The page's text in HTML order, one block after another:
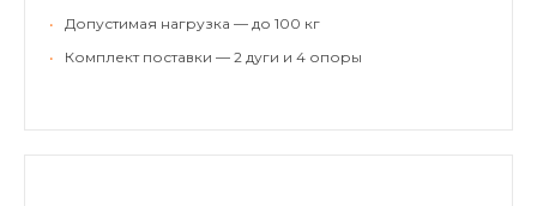
•
Допустимая нагрузка — до 100 кг
•
Комплект поставки — 2 дуги и 4 опоры